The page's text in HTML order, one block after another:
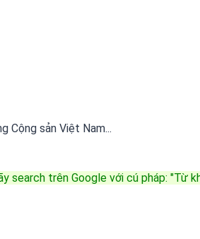
Cộng sản Việt Nam...
search trên Google với cú pháp: "Từ